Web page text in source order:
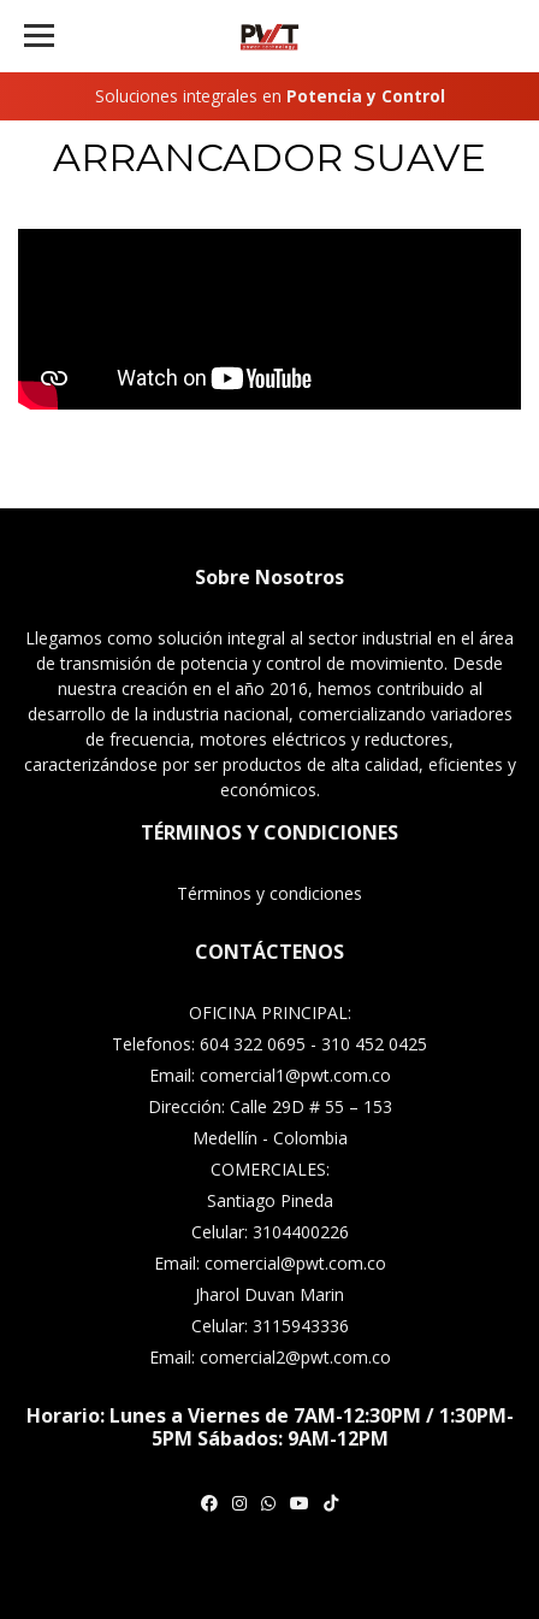
Soluciones integrales en Potencia y Control
ARRANCADOR SUAVE
Sobre Nosotros
Llegamos como solución integral al sector industrial en el área
de transmisión de potencia y control de movimiento. Desde
nuestra creación en el año 2016, hemos contribuido al
desarrollo de la industria nacional, comercializando variadores
de frecuencia, motores eléctricos y reductores,
caracterizándose por ser productos de alta calidad, eficientes y
económicos.
TÉRMINOS Y CONDICIONES
Términos y condiciones
CONTÁCTENOS
OFICINA PRINCIPAL:
Telefonos: 604 322 0695 - 310 452 0425
Email: comercial1@pwt.com.co
Dirección: Calle 29D # 55 – 153
Medellín - Colombia
COMERCIALES:
Santiago Pineda
Celular: 3104400226
Email: comercial@pwt.com.co
Jharol Duvan Marin
Celular: 3115943336
Email: comercial2@pwt.com.co
Horario: Lunes a Viernes de 7AM-12:30PM / 1:30PM-
5PM Sábados: 9AM-12PM